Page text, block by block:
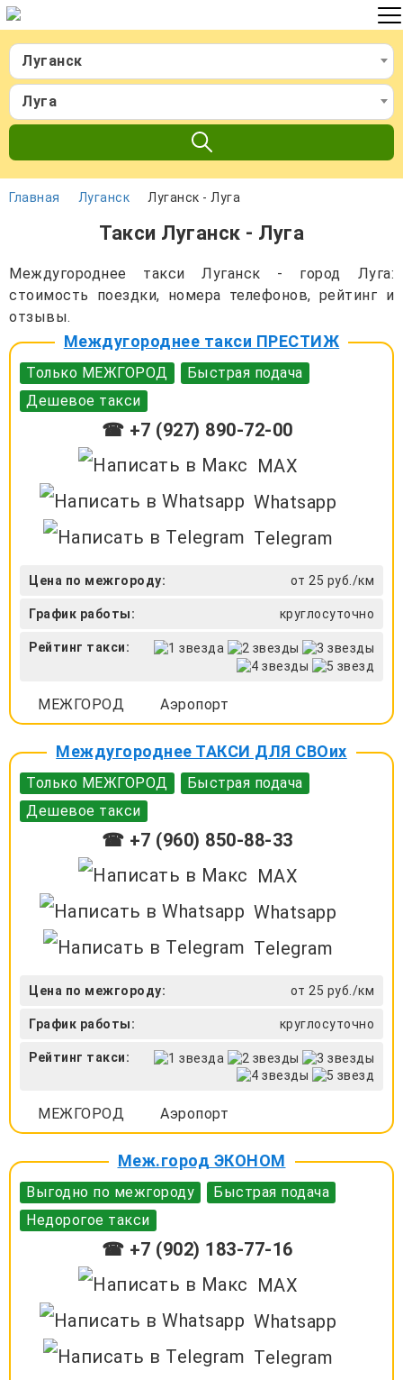
Луганск
Луга
Главная Луганск Луганск - Луга
Такси Луганск - Луга
Междугороднее такси Луганск - город Луга:
стоимость поездки, номера телефонов, рейтинг и
отзывы.
Междугороднее такси ПРЕСТИЖ
Только МЕЖГОРОД
Быстрая подача
Дешевое такси
☎ +7 (927) 890-72-00
MAX
Whatsapp
Telegram
Цена по межгороду: от 25 руб./км
График работы: круглосуточно
Рейтинг такси:
МЕЖГОРОД Аэропорт
Междугороднее ТАКСИ ДЛЯ СВОих
Только МЕЖГОРОД
Быстрая подача
Дешевое такси
☎ +7 (960) 850-88-33
MAX
Whatsapp
Telegram
Цена по межгороду: от 25 руб./км
График работы: круглосуточно
Рейтинг такси:
МЕЖГОРОД Аэропорт
Меж.город ЭКОНОМ
Выгодно по межгороду
Быстрая подача
Недорогое такси
☎ +7 (902) 183-77-16
MAX
Whatsapp
Telegram